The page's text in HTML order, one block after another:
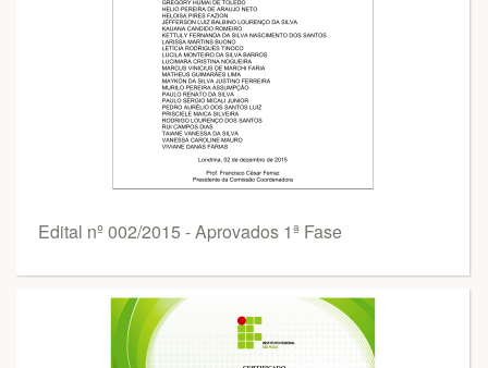
Edital nº 002/2015 - Aprovados 1ª Fase